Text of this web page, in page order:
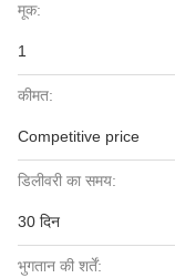
मूक:
1
कीमत:
Competitive price
डिलीवरी का समय:
30 दिन
भुगतान की शर्तें: